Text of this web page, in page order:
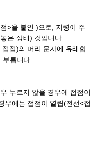
>을 붙인 )으로, 지령이 주
은 상태) 것입니다.
점)의 머리 문자에 유래합
릅니다.
누르지 않을 경우에 접점이
우에는 접점이 열립(전선<접